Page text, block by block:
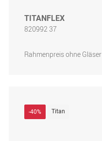
TITANFLEX
820992 37
Rahmenpreis ohne Gläser
-40% Titan